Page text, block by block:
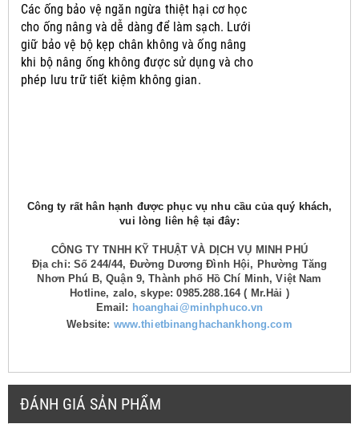
Các ống bảo vệ ngăn ngừa thiệt hại cơ học
cho ống nâng và dễ dàng để làm sạch. Lưới
giữ bảo vệ bộ kẹp chân không và ống nâng
khi bộ nâng ống không được sử dụng và cho
phép lưu trữ tiết kiệm không gian.
Công ty rất hân hạnh được phục vụ nhu cầu của quý khách,
vui lòng liên hệ tại đây:
CÔNG TY TNHH KỸ THUẬT VÀ DỊCH VỤ MINH PHÚ
Địa chỉ: Số 244/44, Đường Dương Đình Hội, Phường Tăng
Nhơn Phú B, Quận 9, Thành phố Hồ Chí Minh, Việt Nam
Hotline, zalo, skype: 0985.288.164 ( Mr.Hải )
Email: hoanghai@minhphuco.vn
Website: www.thietbinanghachankhong.com
ĐÁNH GIÁ SẢN PHẨM